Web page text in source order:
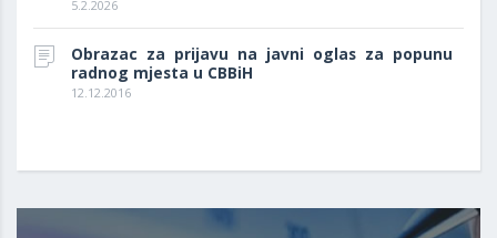
5.2.2026
Obrazac za prijavu na javni oglas za popunu
radnog mjesta u CBBiH
12.12.2016